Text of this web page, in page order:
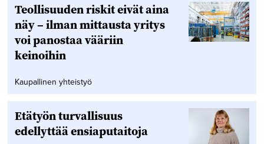
Teollisuuden riskit eivät aina
näy – ilman mittausta yritys
voi panostaa vääriin
keinoihin
Kaupallinen yhteistyö
Etätyön turvallisuus
edellyttää ensiaputaitoja